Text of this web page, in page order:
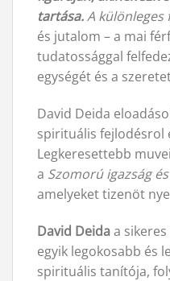
tartása.A különleges
és jutalom – a mai
tudatossággal
egységét és a
David Deida
spirituális fejlodésrol
Legkeresettebb
a Szomorú igazság
amelyeket tizenöt
David Deidaa
egyik legokosabb és
spirituális tanítója,